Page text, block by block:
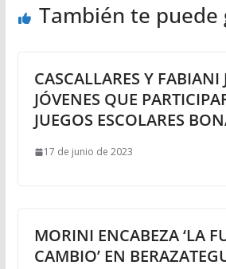
También te puede
CASCALLARES Y FABIANI
JÓVENES QUE
JUEGOS ESCOLARES
17 de junio de 2023
MORINI ENCABEZA ‘LA
CAMBIO’ EN